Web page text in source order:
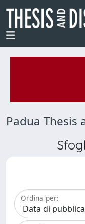
Padua Thesis
Ordina per: